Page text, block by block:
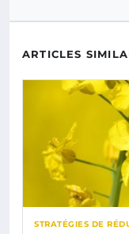
ARTICLES
STRATÉGIES DE